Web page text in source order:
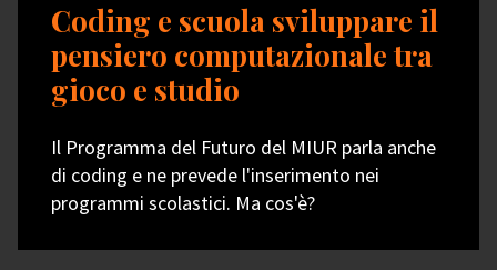
Coding e scuola sviluppare il
pensiero computazionale tra
gioco e studio
Il Programma del Futuro del MIUR parla anche
di coding e ne prevede l'inserimento nei
programmi scolastici. Ma cos'è?